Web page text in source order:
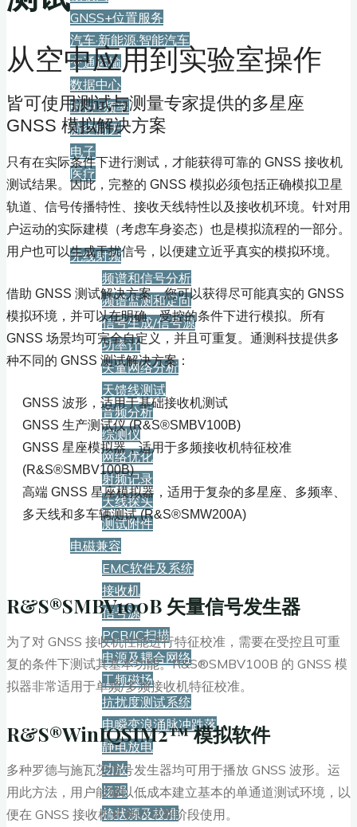
GNSS+位置服务
汽车·新能源·智能汽车
交通运输
数据中心
时钟+频率
航空航天
电子
医疗
产品
无线射频
频谱和信号分析
频谱监测和定向
信号生成/信号源
功率计
矢量网络分析
天馈线测试
音频分析
综测仪
网络优化
射频记录
天线探头
测试附件
电磁兼容
EMC软件及系统
接收机
信号源
PCB/IC扫描
电源及耦合网络
工频磁场
抗扰度测试系统
电瞬变浪涌脉冲跌落
静电放电
功放
场强
梳状源及校准
从空中应用到实验室操作
皆可使用测试与测量专家提供的多星座
GNSS 模拟解决方案
只有在实际条件下进行测试，才能获得可靠的 GNSS 接收机
测试结果。因此，完整的 GNSS 模拟必须包括正确模拟卫星
轨道、信号传播特性、接收天线特性以及接收机环境。针对用
户运动的实际建模（考虑车身姿态）也是模拟流程的一部分。
用户也可以生成干扰信号，以便建立近乎真实的模拟环境。
借助 GNSS 测试解决方案，您可以获得尽可能真实的 GNSS
模拟环境，并可以在明确、受控的条件下进行模拟。所有
GNSS 场景均可完全自定义，并且可重复。通测科技提供多
种不同的 GNSS 测试解决方案：
GNSS 波形，适用于基础接收机测试
GNSS 生产测试仪 (R&S®SMBV100B)
GNSS 星座模拟器，适用于多频接收机特征校准
(R&S®SMBV100B)
高端 GNSS 星座模拟器，适用于复杂的多星座、多频率、
多天线和多车辆测试 (R&S®SMW200A)
R&S®SMBV100B 矢量信号发生器
为了对 GNSS 接收机性能进行特征校准，需要在受控且可重
复的条件下测试其基本功能。R&S®SMBV100B 的 GNSS 模
拟器非常适用于单频/多频接收机特征校准。
R&S®WinIQSIM2™ 模拟软件
多种罗德与施瓦茨信号发生器均可用于播放 GNSS 波形。运
用此方法，用户能够以低成本建立基本的单通道测试环境，以
便在 GNSS 接收机开发的早期阶段使用。